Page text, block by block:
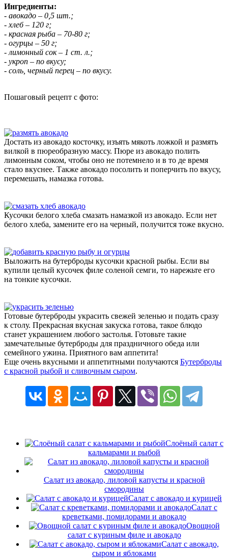
Ингредиенты:
- авокадо – 0,5 шт.;
- хлеб – 120 г;
- красная рыба – 70-80 г;
- огурцы – 50 г;
- лимонный сок – 1 ст. л.;
- укроп – по вкусу;
- соль, черный перец – по вкусу.
Пошаговый рецепт с фото:
Достать из авокадо косточку, изъять мякоть ложкой и размять
вилкой в пюреобразную массу. Пюре из авокадо полить
лимонным соком, чтобы оно не потемнело и в то де время
стало вкуснее. Также авокадо посолить и поперчить по вкусу,
перемешать, намазка готова.
Кусочки белого хлеба смазать намазкой из авокадо. Если нет
белого хлеба, замените его на черный, получится тоже вкусно.
Выложить на бутерброды кусочки красной рыбы. Если вы
купили целый кусочек филе соленой семги, то нарежьте его
на тонкие кусочки.
Готовые бутерброды украсить свежей зеленью и подать сразу
к столу. Прекрасная вкусная закуска готова, такое блюдо
станет украшением любого застолья. Готовьте такие
замечательные бутерброды для праздничного обеда или
семейного ужина. Приятного вам аппетита!
Еще очень вкусными и аппетитными получаются Бутерброды
с красной рыбой и сливочным сыром.
Слоёный салат с
кальмарами и рыбой
Салат из авокадо, лиловой капусты и красной
смородины
Салат с авокадо и курицей
Салат с
креветками, помидорами и авокадо
Овощной
салат с куриным филе и авокадо
Салат с авокадо,
сыром и яблоками